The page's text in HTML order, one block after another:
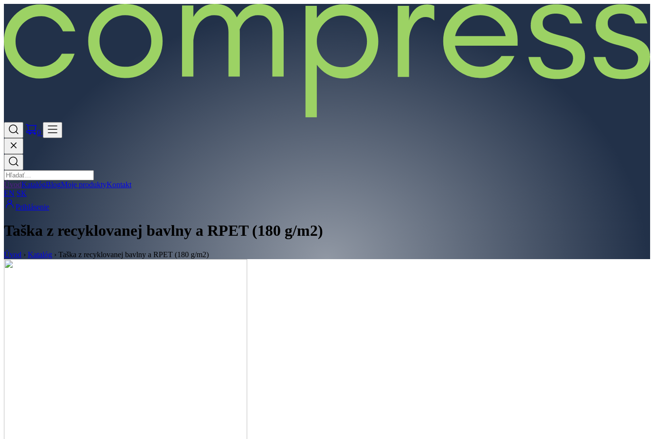
0
ÚvodKatalógBlogMoje produktyKontakt
EN SK
Prihlásenie
Taška z recyklovanej bavlny a RPET (180 g/m2)
Úvod › Katalóg › Taška z recyklovanej bavlny a RPET (180 g/m2)